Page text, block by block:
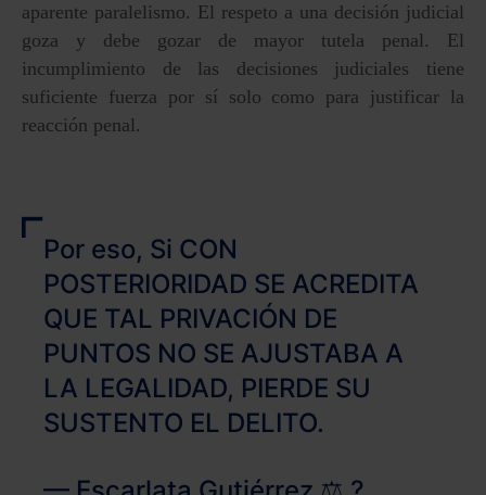
aparente paralelismo. El respeto a una decisión judicial
goza y debe gozar de mayor tutela penal. El
incumplimiento de las decisiones judiciales tiene
suficiente fuerza por sí solo como para justificar la
reacción penal.
Por eso, Si CON
POSTERIORIDAD SE ACREDITA
QUE TAL PRIVACIÓN DE
PUNTOS NO SE AJUSTABA A
LA LEGALIDAD, PIERDE SU
SUSTENTO EL DELITO.